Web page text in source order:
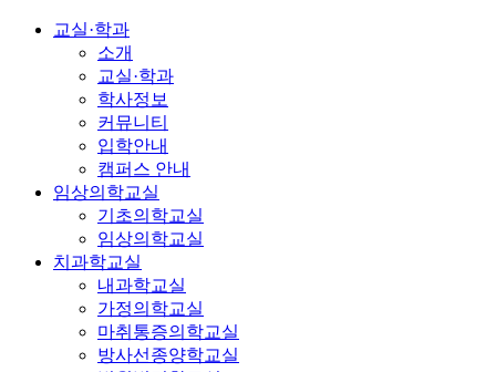
교실·학과
소개
교실·학과
학사정보
커뮤니티
입학안내
캠퍼스 안내
임상의학교실
기초의학교실
임상의학교실
치과학교실
내과학교실
가정의학교실
마취통증의학교실
방사선종양학교실